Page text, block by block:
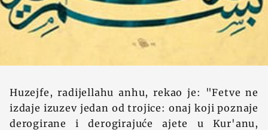
Huzejfe, radijellahu anhu, rekao je: "Fetve ne
izdaje izuzev jedan od trojice: onaj koji poznaje
derogirane i derogirajuće ajete u Kur'anu,